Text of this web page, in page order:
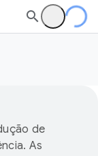
de
As